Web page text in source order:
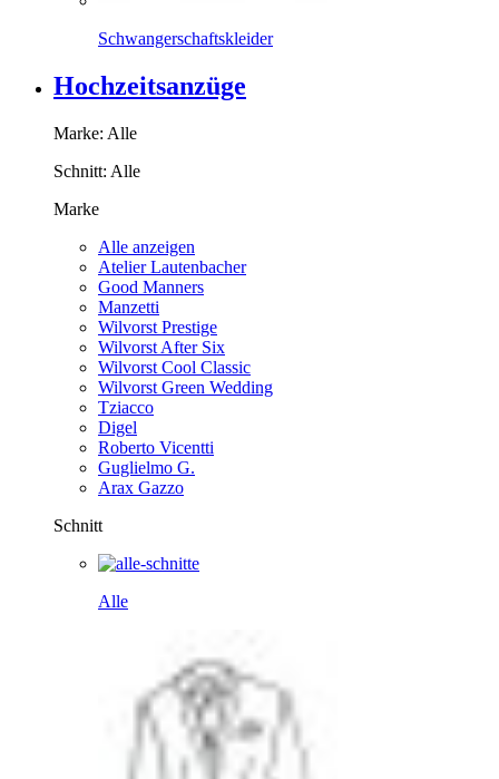
Schwangerschaftskleider
Hochzeitsanzüge
Marke: Alle
Schnitt: Alle
Marke
Alle anzeigen
Atelier Lautenbacher
Good Manners
Manzetti
Wilvorst Prestige
Wilvorst After Six
Wilvorst Cool Classic
Wilvorst Green Wedding
Tziacco
Digel
Roberto Vicentti
Guglielmo G.
Arax Gazzo
Schnitt
Alle